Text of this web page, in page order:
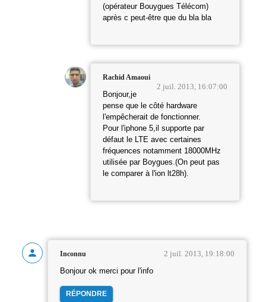
(opérateur Bouygues Télécom)
après c peut-être que du bla bla
Rachid Amaoui
2 juil. 2013, 16:07:00
Bonjour,je
pense que le côté hardware
l'empêcherait de fonctionner.
Pour l'iphone 5,il supporte par
défaut le LTE avec certaines
fréquences notamment 18000MHz
utilisée par Boygues.(On peut pas
le comparer à l'ion lt28h).
Inconnu 2 juil. 2013, 19:18:00
Bonjour ok merci pour l'info
RÉPONDRE